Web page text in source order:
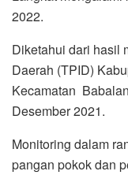
2022.
Diketahui dari hasil
Daerah (TPID)
Kecamatan
Desember 2021.
Monitoring dalam
pangan pokok dan